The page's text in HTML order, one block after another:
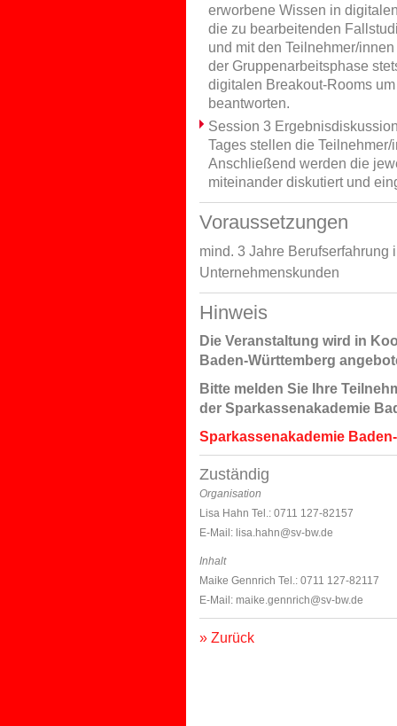
erworbene Wissen in
die zu bearbeitenden
und mit den Teilnehmer/
der Gruppenarbeitsphase
digitalen Breakout-Rooms
beantworten.
Session 3
Tages stellen die
Anschließend werden die
miteinander diskutiert und
Voraussetzungen
mind. 3 Jahre Berufserfahrung
Unternehmenskunden
Hinweis
Die Veranstaltung wird in
Baden-Württemberg
Bitte melden Sie Ihre
der Sparkassenakademie
Sparkassenakademie
Zuständig
Organisation
Lisa Hahn Tel.: 0711 127-82157
E-Mail: lisa.hahn@sv-bw.de
Inhalt
Maike Gennrich Tel.: 0711 127-82117
E-Mail: maike.gennrich@sv-bw.de
» Zurück